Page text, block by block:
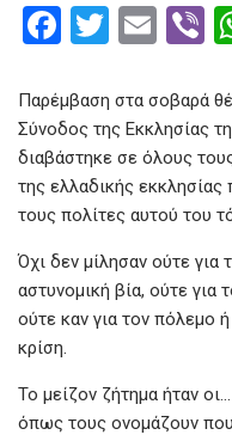
F
ce
b
o
o
k
T
tt
er
E
ail
Παρέμβαση στα σοβαρά
Σύνοδος της Εκκλησίας
διαβάστηκε σε όλους
της ελλαδικής
τους πολίτες αυτού του
Όχι δεν μίλησαν ούτε για
αστυνομική βία, ούτε για
ούτε καν για τον πόλεμο
κρίση.
Το μείζον ζήτημα ήταν
όπως τους ονομάζουν